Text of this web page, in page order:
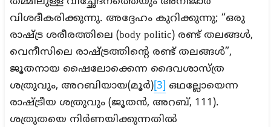
വിശദീകരിക്കുന്നു. അദ്ദേഹം കുറിക്കുന്നു; “ഒരു
രാഷ്‌ട്ര ശരീരത്തിലെ (body politic) രണ്ട് തലങ്ങൾ,
വെനീസിലെ രാഷ്ട്രത്തിന്റെ രണ്ട് തലങ്ങൾ”,
ജൂതനായ ഷൈലോക്കെന്ന ദൈവശാസ്ത്ര
ശത്രുവും, അറബിയായ(മൂർ)[3] ഒഥല്ലോയെന്ന
രാഷ്ട്രീയ ശത്രുവും (ജൂതൻ, അറബ്, 111).
ശത്രുതയെ നിർണയിക്കുന്നതിൽ